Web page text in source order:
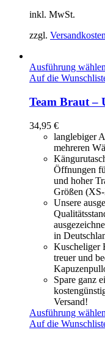
inkl. MwSt.
zzgl. Versandkosten
Ausführung wählen
Auf die
Team Braut –
34,95 €
langlebiger
mehreren
Öffnungen
und hoher
Größen
Unsere
in
Kuscheliger
treuer und
Spare ganz
Versand!
Ausführung wählen
Auf die